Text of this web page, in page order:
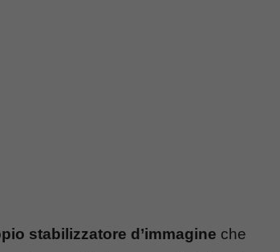
stabilizzatore d’immagine che